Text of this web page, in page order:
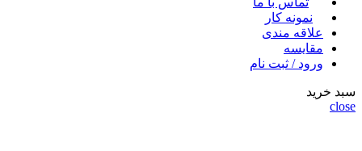
نمونه کار
علاقه مندی
مقايسه
ورود / ثبت نام
سبد خرید
close